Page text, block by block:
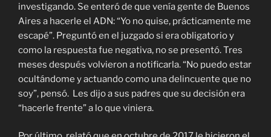
investigando. Se enteró de que venía gente de Buenos
Aires a hacerle el ADN: “Yo no quise, prácticamente me
escapé”. Preguntó en el juzgado si era obligatorio y
como la respuesta fue negativa, no se presentó. Tres
meses después volvieron a notificarla. “No puedo estar
ocultándome y actuando como una delincuente que no
soy”, pensó. Les dijo a sus padres que su decisión era
“hacerle frente” a lo que viniera.